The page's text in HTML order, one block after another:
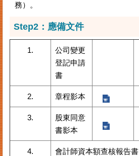
度
詢
務）。
Step2：應備文件
1.
公司變更
登記申請
書
2. 章程影本
3.
股東同意
書影本
4. 會計師資本額查核報告書